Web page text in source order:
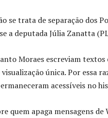
se trata de separação dos
a deputada Júlia Zanatta
Moraes escreviam textos
única. Por essa
acessíveis no
quem apaga mensagens